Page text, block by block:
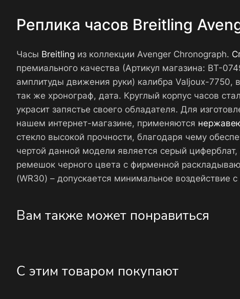
Реплика часов Breitling
Часы Breitling из коллекции Avenger Chronograph.
премиального качества (Артикул магазина: BT-
амплитуды движения руки) калибра Valjoux-7750,
так же хронограф, дата. Круглый корпус часов
украсит запястье своего обладателя. Для
нашем интернет-магазине, применяются
стекло высокой прочности, благодаря чему
чертой данной модели является серый
ремешок черного цвета с фирменной
(WR30) – допускается минимальное воздействие
Вам также может понравиться
С этим товаром покупают